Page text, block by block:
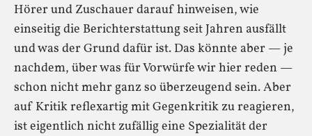
Hörer und Zuschauer darauf hinweisen, wie
einseitig die Berichterstattung seit Jahren ausfällt
und was der Grund dafür ist. Das könnte aber — je
nachdem, über was für Vorwürfe wir hier reden —
schon nicht mehr ganz so überzeugend sein. Aber
auf Kritik reflexartig mit Gegenkritik zu reagieren,
ist eigentlich nicht zufällig eine Spezialität der